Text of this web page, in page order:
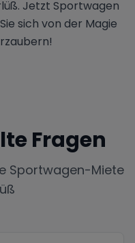
Jetzt Sportwagen
sich von der Magie
Fragen
Sportwagen-Miete